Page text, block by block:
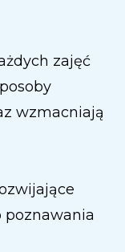
zajęć
wzmacniają
poznawania